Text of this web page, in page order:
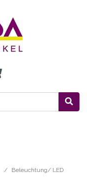
Beleuchtung/ LED